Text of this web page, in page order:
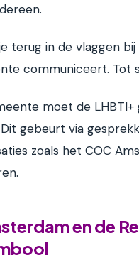
terug in de vlaggen
communiceert. Tot
moet de
gebeurt via
zoals het COC
en de